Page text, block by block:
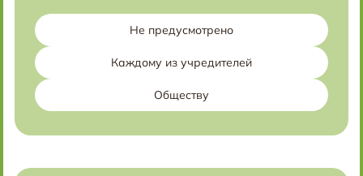
Не предусмотрено
Каждому из учредителей
Обществу